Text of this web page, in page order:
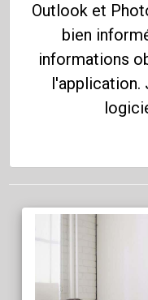
Outlook et
bien
informations
l'application.